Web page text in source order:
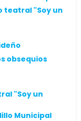
teatral "Soy un
obsequios
"Soy un
Municipal